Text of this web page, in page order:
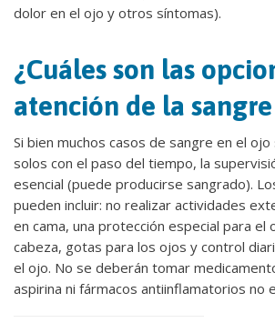
dolor en el ojo y otros síntomas).
¿Cuáles son las
atención de la
Si bien muchos casos de sangre en el
solos con el paso del tiempo, la
esencial (puede producirse sangrado).
pueden incluir: no realizar actividades
en cama, una protección especial para el
cabeza, gotas para los ojos y control
el ojo. No se deberán tomar
aspirina ni fármacos antiinflamatorios no